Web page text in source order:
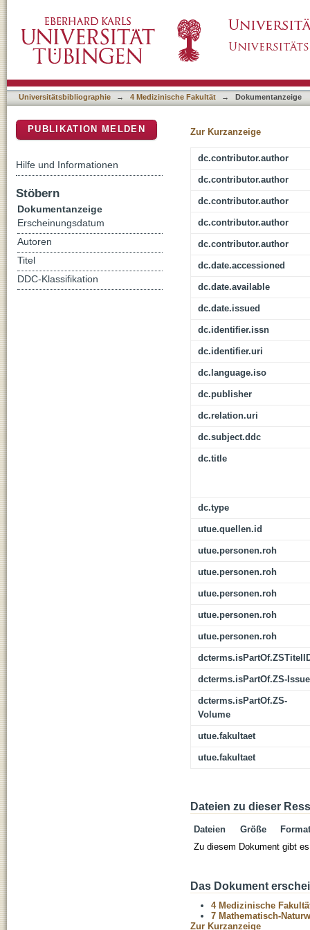
Treatment in a Patient With Schizophrenia
Universitätsbibliographie → 4 Medizinische Fakultät → Dokumentanzeige
Zur Kurzanzeige
dc.contributor.author
dc.contributor.author
dc.contributor.author
dc.contributor.author
dc.contributor.author
dc.date.accessioned
dc.date.available
dc.date.issued
dc.identifier.issn
dc.identifier.uri
dc.language.iso
dc.publisher
dc.relation.uri
dc.subject.ddc
dc.title
dc.type
utue.quellen.id
utue.personen.roh
utue.personen.roh
utue.personen.roh
utue.personen.roh
utue.personen.roh
dcterms.isPartOf.ZS-Issue
dcterms.isPartOf.ZS-
Volume
utue.fakultaet
utue.fakultaet
Dateien zu dieser
Dateien Größe
Format
Zu diesem Dokument gibt
Das Dokument
4 Medizinische
7 Mathematisch-
Zur Kurzanzeige
PUBLIKATION MELDEN
Hilfe und Informationen
Stöbern
Dokumentanzeige
Erscheinungsdatum
Autoren
Titel
DDC-Klassifikation